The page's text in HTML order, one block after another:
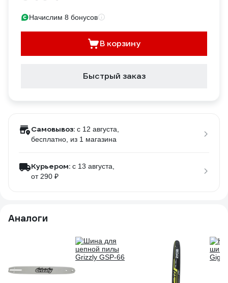
Начислим 8 бонусов
В корзину
Быстрый заказ
Самовывоз: c 12 августа,
бесплатно , из 1 магазина
Курьером: c 13 августа,
от 290 ₽
Аналоги